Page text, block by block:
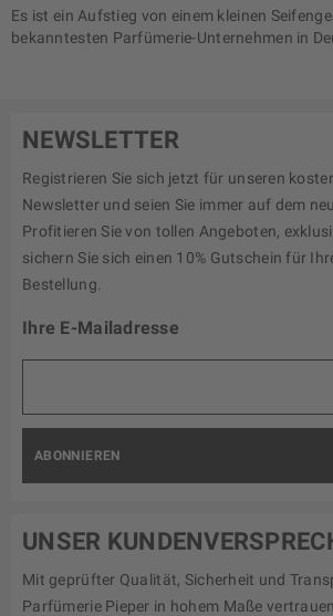
Es ist ein Aufstieg von einem kleinen
bekanntesten Parfümerie-Unternehmen in
NEWSLETTER
Registrieren Sie sich jetzt für unseren
Newsletter und seien Sie immer auf dem
Profitieren Sie von tollen Angeboten,
sichern Sie sich einen 10% Gutschein für
Bestellung.
Ihre E-Mailadresse
ABONNIEREN
UNSER
Mit geprüfter Qualität, Sicherheit und
Parfümerie Pieper in hohem Maße